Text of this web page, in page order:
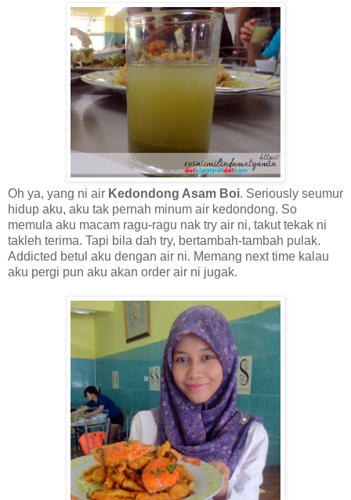
Oh ya, yang ni air Kedondong Asam Boi. Seriously seumur
hidup aku, aku tak pernah minum air kedondong. So
memula aku macam ragu-ragu nak try air ni, takut tekak ni
takleh terima. Tapi bila dah try, bertambah-tambah pulak.
Addicted betul aku dengan air ni. Memang next time kalau
aku pergi pun aku akan order air ni jugak.